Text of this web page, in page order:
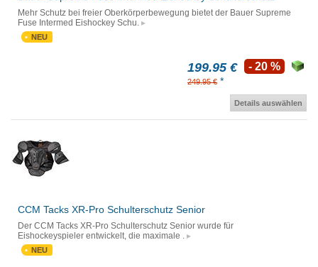
Mehr Schutz bei freier Oberkörperbewegung bietet der Bauer Supreme
Fuse Intermed Eishockey Schu.
NEU
199.95 €
249.95 € *
- 20 %
Details auswählen
CCM Tacks XR-Pro Schulterschutz Senior
Der CCM Tacks XR-Pro Schulterschutz Senior wurde für
Eishockeyspieler entwickelt, die maximale .
NEU